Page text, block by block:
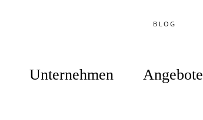
BLOG
Unternehmen Angebote